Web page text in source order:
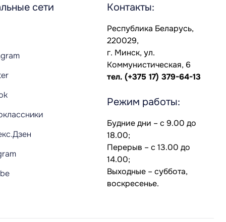
сети Контакты:
Республика Беларусь,
220029,
г. Минск, ул.
Коммунистическая, 6
тел. (+375 17) 379-64-13
Режим работы:
Будние дни – с 9.00 до
18.00;
Перерыв – с 13.00 до
14.00;
Выходные – суббота,
воскресенье.